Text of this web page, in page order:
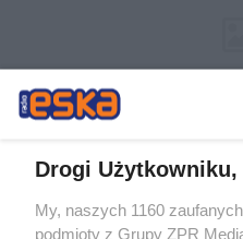
Żaden utwór zamieszczony w
Drogi Użytkowniku,
My, naszych 1160
podmioty z Grupy ZPR